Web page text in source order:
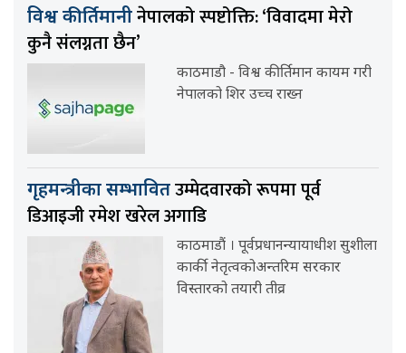
विश्व कीर्तिमानीनेपालको स्पष्टोक्ति: ‘विवादमा मेरो
कुनै संलग्नता छैन’
काठमाडौ - विश्व कीर्तिमान कायम गरी
नेपालको शिर उच्च राख्न
गृहमन्त्रीका सम्भावितउम्मेदवारको रूपमा पूर्व
डिआइजी रमेश खरेल अगाडि
काठमाडौं । पूर्वप्रधानन्यायाधीश सुशीला
कार्की नेतृत्वकोअन्तरिम सरकार
विस्तारको तयारी तीव्र